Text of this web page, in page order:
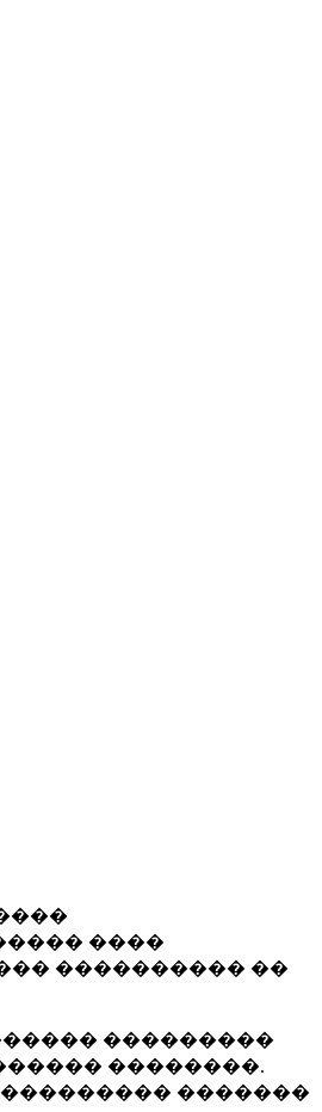
����
���������� ��
���������
��������.
�������